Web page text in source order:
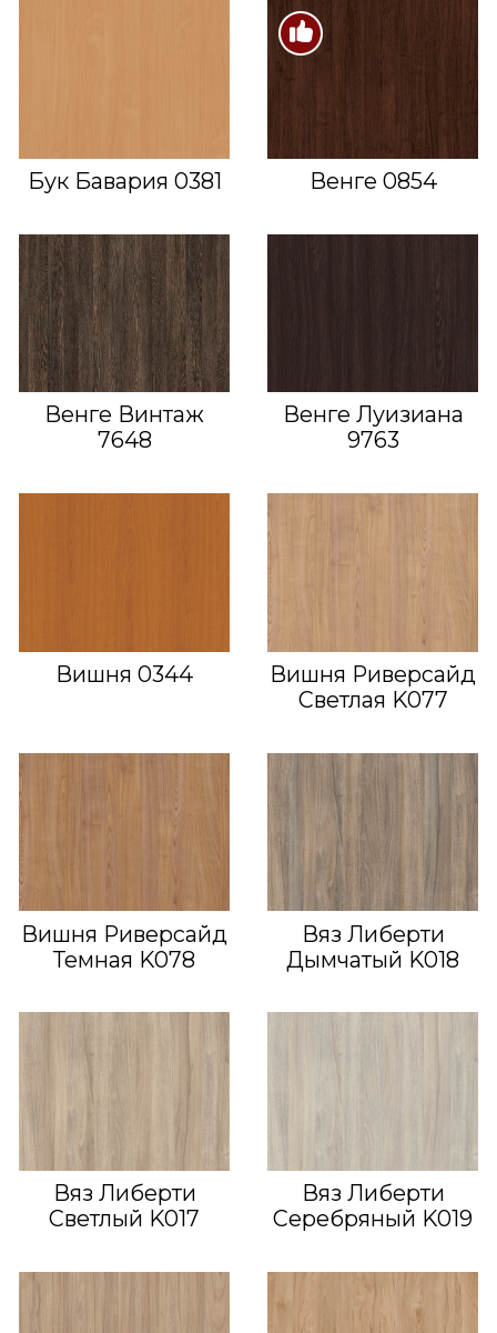
Бук Бавария 0381 Венге 0854
Венге Винтаж
7648
Венге Луизиана
9763
Вишня 0344
Вишня Риверсайд
Светлая K077
Вишня Риверсайд
Темная K078
Вяз Либерти
Дымчатый K018
Вяз Либерти
Светлый K017
Вяз Либерти
Серебряный K019